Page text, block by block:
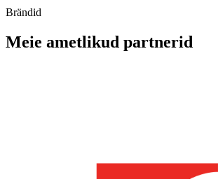
Brändid
Meie ametlikud partnerid